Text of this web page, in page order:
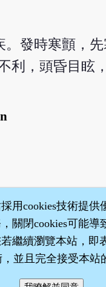
。發時寒顫，
利，頭昏目眩
用cookies技術提供
關閉cookies可能導
繼續瀏覽本站，即
，並且完全接受本站